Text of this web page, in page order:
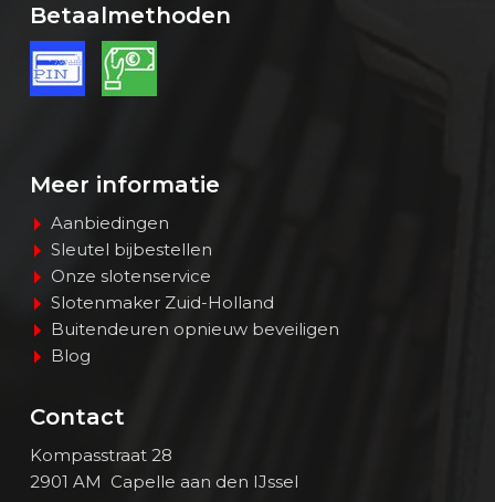
Betaalmethoden
Meer informatie
Aanbiedingen
Sleutel bijbestellen
Onze slotenservice
Slotenmaker Zuid-Holland
Buitendeuren opnieuw beveiligen
Blog
Contact
Kompasstraat 28
2901 AM Capelle aan den IJssel